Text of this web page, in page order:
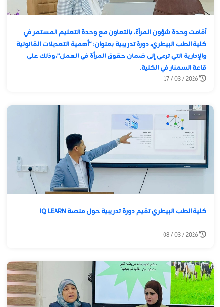
أقامت وحدة شؤون المرأة، بالتعاون مع وحدة التعليم المستمر في
كلية الطب البيطري، دورة تدريبية بعنوان: “أهمية التعديلات القانونية
والإدارية التي ترمي إلى ضمان حقوق المرأة في العمل”، وذلك على
قاعة السمنار في الكلية.
2026 / 03 / 17
كلية الطب البيطري تقيم دورة تدريبية حول منصة IQ LEARN
2026 / 03 / 08